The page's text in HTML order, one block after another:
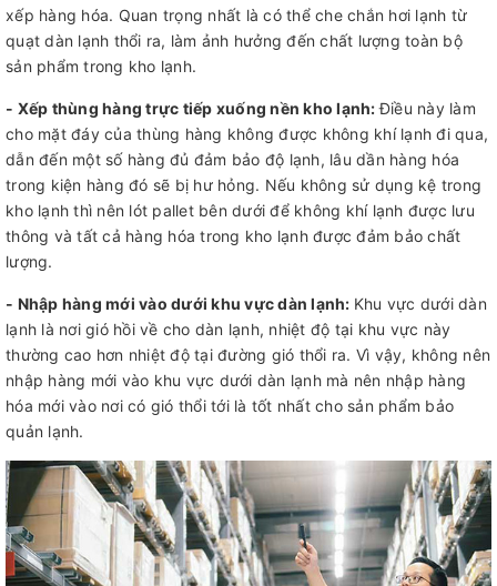
xếp hàng hóa. Quan trọng nhất là có thể che chắn hơi lạnh từ
quạt dàn lạnh thổi ra, làm ảnh hưởng đến chất lượng toàn bộ
sản phẩm trong kho lạnh.
- Xếp thùng hàng trực tiếp xuống nền kho lạnh:Điều này làm
cho mặt đáy của thùng hàng không được không khí lạnh đi qua,
dẫn đến một số hàng đủ đảm bảo độ lạnh, lâu dần hàng hóa
trong kiện hàng đó sẽ bị hư hỏng. Nếu không sử dụng kệ trong
kho lạnh thì nên lót pallet bên dưới để không khí lạnh được lưu
thông và tất cả hàng hóa trong kho lạnh được đảm bảo chất
lượng.
- Nhập hàng mới vào dưới khu vực dàn lạnh: Khu vực dưới dàn
lạnh là nơi gió hồi về cho dàn lạnh, nhiệt độ tại khu vực này
thường cao hơn nhiệt độ tại đường gió thổi ra. Vì vậy, không nên
nhập hàng mới vào khu vực dưới dàn lạnh mà nên nhập hàng
hóa mới vào nơi có gió thổi tới là tốt nhất cho sản phẩm bảo
quản lạnh.